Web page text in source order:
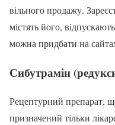
вільного продажу.
містять його,
можна придбати на
Сибутрамін
Рецептурний препарат,
призначений тільки